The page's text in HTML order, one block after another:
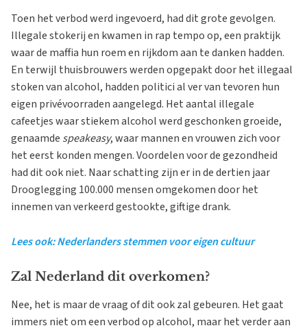
Toen het verbod werd ingevoerd, had dit grote gevolgen.
Illegale stokerij en kwamen in rap tempo op, een praktijk
waar de maffia hun roem en rijkdom aan te danken hadden.
En terwijl thuisbrouwers werden opgepakt door het illegaal
stoken van alcohol, hadden politici al ver van tevoren hun
eigen privévoorraden aangelegd. Het aantal illegale
cafeetjes waar stiekem alcohol werd geschonken groeide,
genaamde speakeasy, waar mannen en vrouwen zich voor
het eerst konden mengen. Voordelen voor de gezondheid
had dit ook niet. Naar schatting zijn er in de dertien jaar
Drooglegging 100.000 mensen omgekomen door het
innemen van verkeerd gestookte, giftige drank.
Lees ook: Nederlanders stemmen voor eigen cultuur
Zal Nederland dit overkomen?
Nee, het is maar de vraag of dit ook zal gebeuren. Het gaat
immers niet om een verbod op alcohol, maar het verder aan